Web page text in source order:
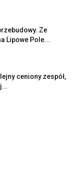
Ze
Lipowe Pole...
ceniony zespół,